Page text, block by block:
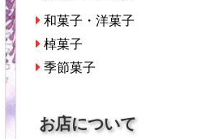
和菓子・洋菓子
棹菓子
季節菓子
お店について